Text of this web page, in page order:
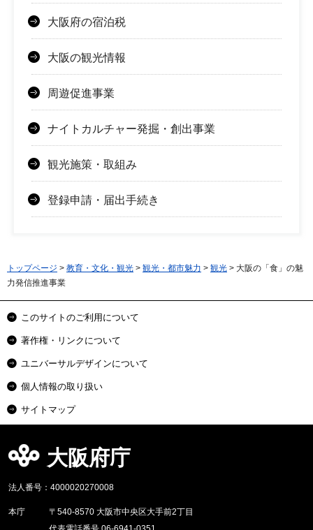
大阪府の宿泊税
大阪の観光情報
周遊促進事業
ナイトカルチャー発掘・創出事業
観光施策・取組み
登録申請・届出手続き
トップページ > 教育・文化・観光 > 観光・都市魅力 > 観光 > 大阪の「食」の魅
力発信推進事業
このサイトのご利用について
著作権・リンクについて
ユニバーサルデザインについて
個人情報の取り扱い
サイトマップ
大阪府庁
法人番号：4000020270008
本庁
〒540-8570 大阪市中央区大手前2丁目